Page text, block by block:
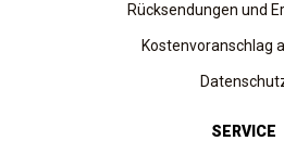
Rücksendungen und
Kostenvoranschlag
SERVICE